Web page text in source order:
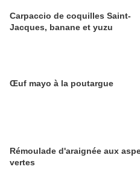
Carpaccio de coquilles Saint-
Jacques, banane et yuzu
Œuf mayo à la poutargue
Rémoulade d'araignée aux
vertes